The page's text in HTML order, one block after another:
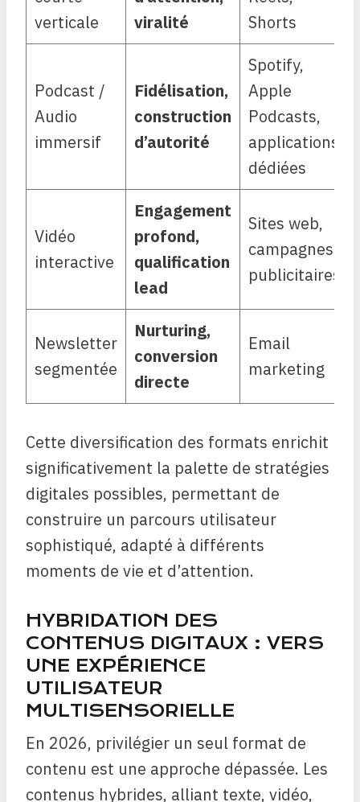
verticale
viralité
Shorts
Podcast /
Audio
immersif
Fidélisation,
construction
d’autorité
Spotify,
Apple
Podcasts,
applications
dédiées
Vidéo
interactive
Engagement
profond,
qualification
lead
Sites web,
campagnes
publicitaires
Newsletter
segmentée
Nurturing,
conversion
directe
Email
marketing
Cette diversification des formats enrichit
significativement la palette de stratégies
digitales possibles, permettant de
construire un parcours utilisateur
sophistiqué, adapté à différents
moments de vie et d’attention.
HYBRIDATION DES
CONTENUS DIGITAUX : VERS
UNE EXPÉRIENCE
UTILISATEUR
MULTISENSORIELLE
En 2026, privilégier un seul format de
contenu est une approche dépassée. Les
contenus hybrides, alliant texte, vidéo,